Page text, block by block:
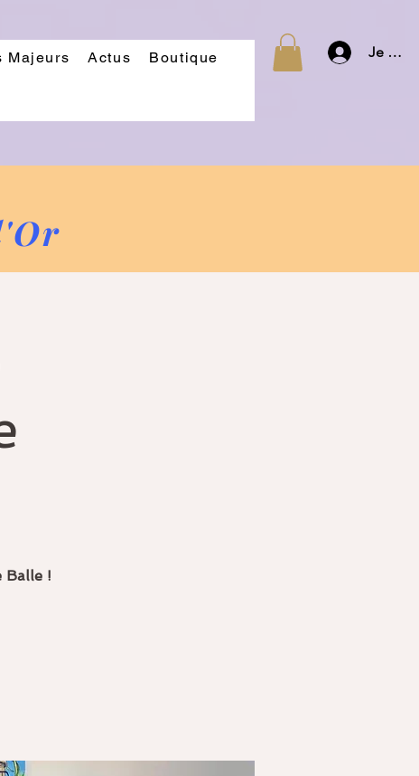
Majeurs Actus Boutique Je
Balle !